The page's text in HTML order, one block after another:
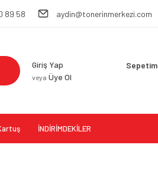
89 58 aydin@tonerinmerkezi.com
Giriş Yap
veya Üye Ol
Sepetim
İNDİRİMDEKİLER